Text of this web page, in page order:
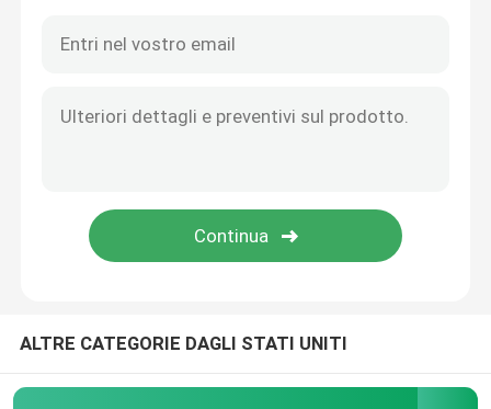
Forno a muffola
Bagnomaria da laboratorio
ALTRE CATEGORIE DAGLI STATI UNITI